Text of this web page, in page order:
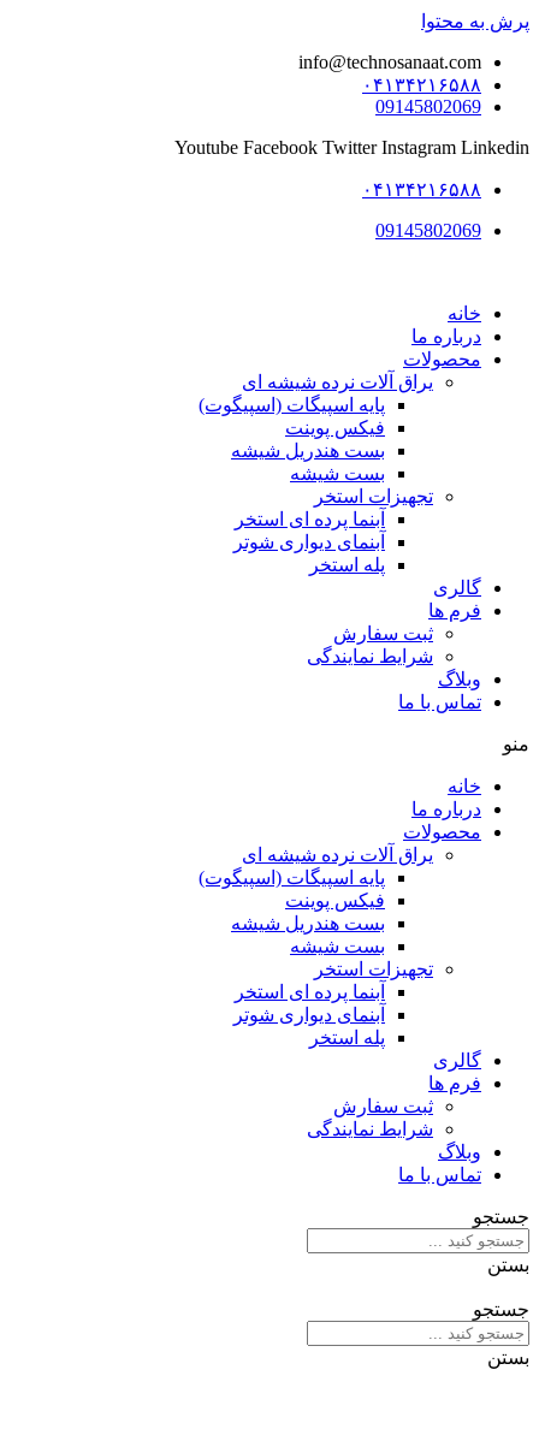
پرش به محتوا
info@technosanaat.com
۰۴۱۳۴۲۱۶۵۸۸
09145802069
Youtube Facebook Twitter Instagram Linkedin
۰۴۱۳۴۲۱۶۵۸۸
09145802069
خانه
درباره ما
محصولات
یراق آلات نرده شیشه ای
پایه اسپیگات (اسپیگوت)
فیکس پوینت
بست هندریل شیشه
بست شیشه
تجهیزات استخر
آبنما پرده ای استخر
آبنمای دیواری شوتر
پله استخر
گالری
فرم ها
ثبت سفارش
شرایط نمایندگی
وبلاگ
تماس با ما
منو
خانه
درباره ما
محصولات
یراق آلات نرده شیشه ای
پایه اسپیگات (اسپیگوت)
فیکس پوینت
بست هندریل شیشه
بست شیشه
تجهیزات استخر
آبنما پرده ای استخر
آبنمای دیواری شوتر
پله استخر
گالری
فرم ها
ثبت سفارش
شرایط نمایندگی
وبلاگ
تماس با ما
جستجو
بستن
جستجو
بستن